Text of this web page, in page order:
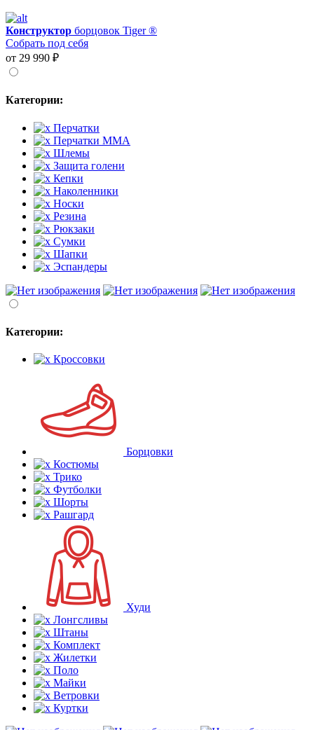
Конструктор борцовок Tiger ®
Собрать под себя
от 29 990 ₽
Категории:
Перчатки
Перчатки MMA
Шлемы
Защита голени
Кепки
Наколенники
Носки
Резина
Рюкзаки
Сумки
Шапки
Эспандеры
Категории:
Кроссовки
Борцовки
Костюмы
Трико
Футболки
Шорты
Рашгард
Худи
Лонгсливы
Штаны
Комплект
Жилетки
Поло
Майки
Ветровки
Куртки